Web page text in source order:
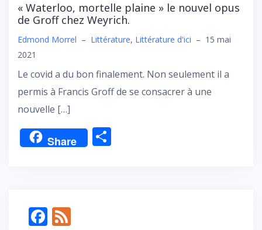
« Waterloo, mortelle plaine » le nouvel opus
de Groff chez Weyrich.
Edmond Morrel – Littérature, Littérature d'ici – 15 mai
2021
Le covid a du bon finalement. Non seulement il a
permis à Francis Groff de se consacrer à une
nouvelle […]
Share
F